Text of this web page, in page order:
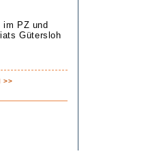
im PZ und
Gütersloh
>>